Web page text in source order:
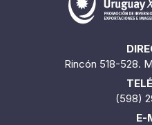
Rincón 518-528.
(598)
E-